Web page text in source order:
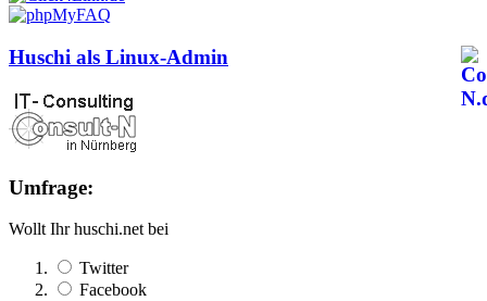
Huschi als Linux-Admin
Umfrage:
Wollt Ihr huschi.net bei
Twitter
Facebook